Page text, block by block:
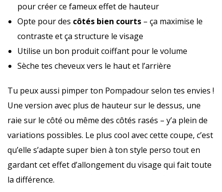
pour créer ce fameux effet de hauteur
Opte pour des côtés bien courts – ça maximise le
contraste et ça structure le visage
Utilise un bon produit coiffant pour le volume
Sèche tes cheveux vers le haut et l’arrière
Tu peux aussi pimper ton Pompadour selon tes envies !
Une version avec plus de hauteur sur le dessus, une
raie sur le côté ou même des côtés rasés – y’a plein de
variations possibles. Le plus cool avec cette coupe, c’est
qu’elle s’adapte super bien à ton style perso tout en
gardant cet effet d’allongement du visage qui fait toute
la différence.